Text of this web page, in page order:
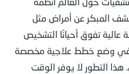
المبكر عن أمراض مثل
عالية تفوق أحيانًا التشخيص
في وضع خطط علاجية مخصصة
التطور لا يوفر الوقت